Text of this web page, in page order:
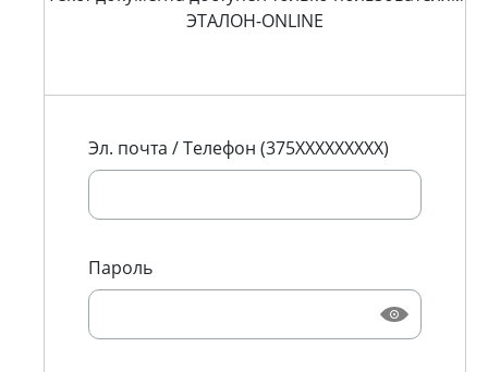
ЭТАЛОН-ONLINE
Эл. почта / Телефон (375XXXXXXXXX)
Пароль